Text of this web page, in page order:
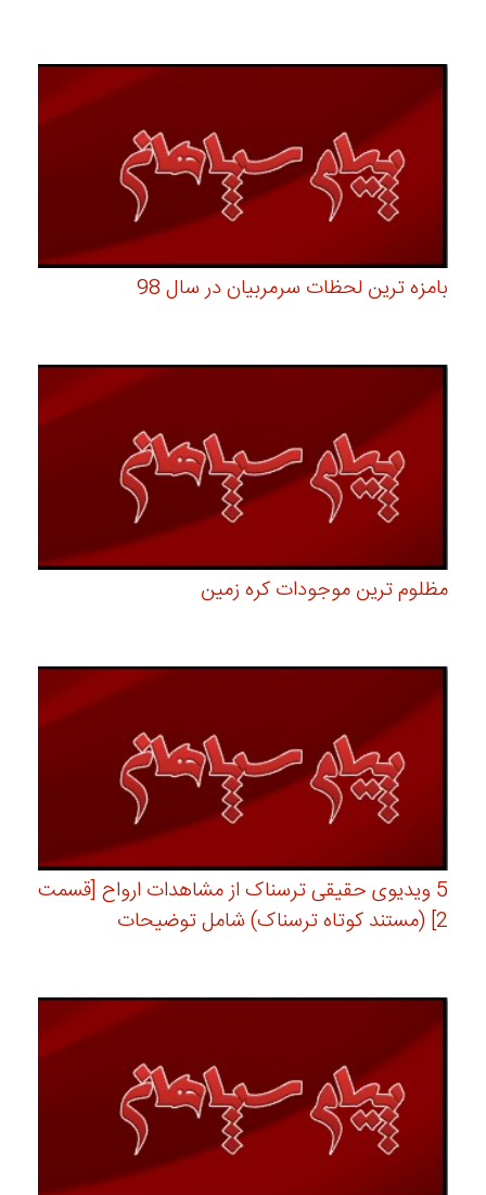
بامزه ترین لحظات سرمربیان در سال 98
مظلوم ترین موجودات کره زمین
5 ویدیوی حقیقی ترسناک از مشاهدات ارواح [قسمت
2] (مستند کوتاه ترسناک) شامل توضیحات